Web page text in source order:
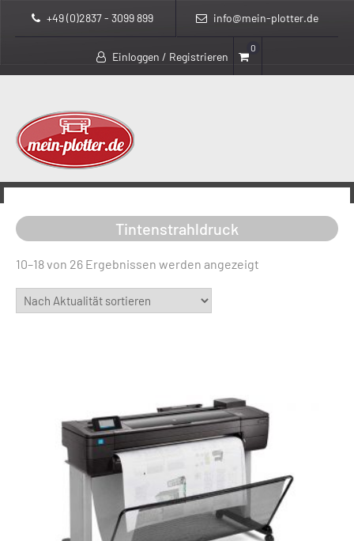
+49 (0)2837 - 3099 899 info@mein-plotter.de
Einloggen / Registrieren
0
> > >
Tintenstrahldruck
10–18 von 26 Ergebnissen werden angezeigt